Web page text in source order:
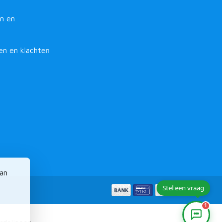
en
en klachten
1